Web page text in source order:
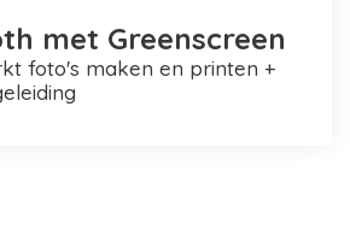
met Greenscreen